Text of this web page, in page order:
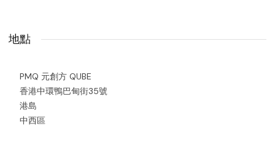
地點
PMQ 元創方 QUBE
香港中環鴨巴甸街35號
港島
中西區